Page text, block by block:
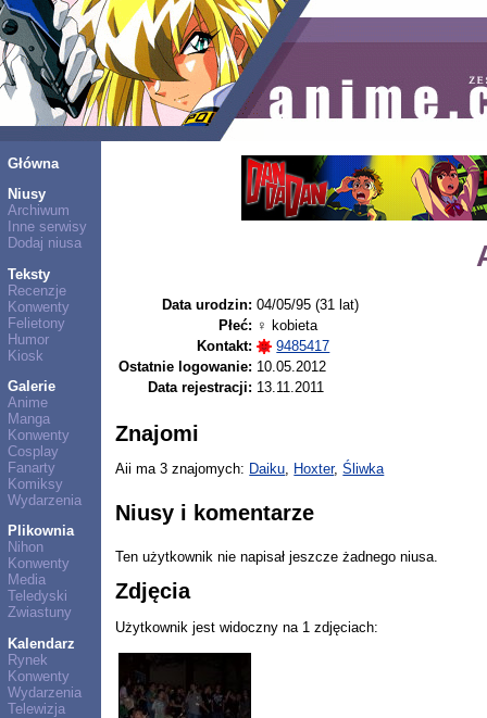
Główna
Niusy
Archiwum
Inne serwisy
Dodaj niusa
Teksty
Recenzje
Konwenty
Felietony
Humor
Kiosk
Galerie
Anime
Manga
Konwenty
Cosplay
Fanarty
Komiksy
Wydarzenia
Plikownia
Nihon
Konwenty
Media
Teledyski
Zwiastuny
Kalendarz
Rynek
Konwenty
Wydarzenia
Telewizja
Data urodzin: 04/05/95 (31 lat)
Płeć: ♀ kobieta
Kontakt:
9485417
Ostatnie logowanie: 10.05.2012
Data rejestracji: 13.11.2011
Znajomi
Aii ma 3 znajomych: Daiku, Hoxter,Śliwka
Niusy i komentarze
Ten użytkownik nie napisał jeszcze żadnego niusa.
Zdjęcia
Użytkownik jest widoczny na 1 zdjęciach: